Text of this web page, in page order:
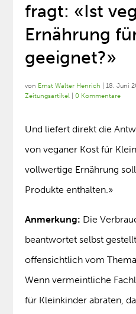
fragt: «Ist
Ernährung
geeignet?»
von Ernst Walter Henrich |18. Juni
Zeitungsartikel |0 Kommentare
Und liefert direkt die
von veganer Kost für
vollwertige Ernährung
Produkte enthalten.»
Anmerkung: Die
beantwortet selbst
offensichtlich vom
Wenn vermeintliche
für Kleinkinder abraten,